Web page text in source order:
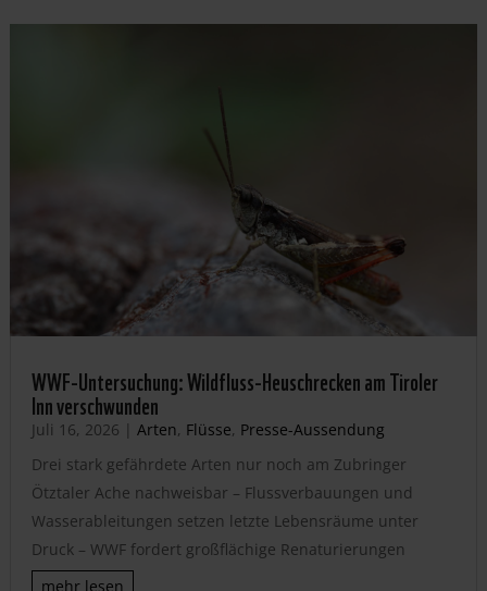
WWF-Untersuchung: Wildfluss-Heuschrecken am Tiroler
Inn verschwunden
Juli 16, 2026 | Arten, Flüsse, Presse-Aussendung
Drei stark gefährdete Arten nur noch am Zubringer
Ötztaler Ache nachweisbar – Flussverbauungen und
Wasserableitungen setzen letzte Lebensräume unter
Druck – WWF fordert großflächige Renaturierungen
mehr lesen